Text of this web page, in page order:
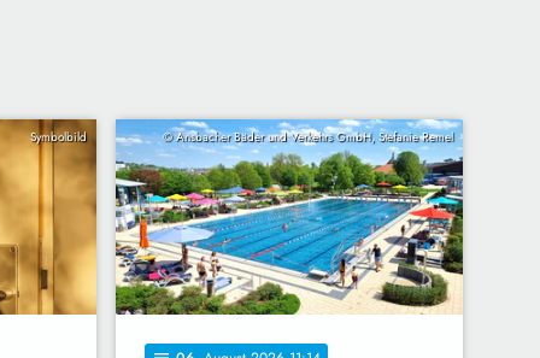
Symbolbild © Ansbacher Bäder und Verkehrs GmbH, Stefanie Remel